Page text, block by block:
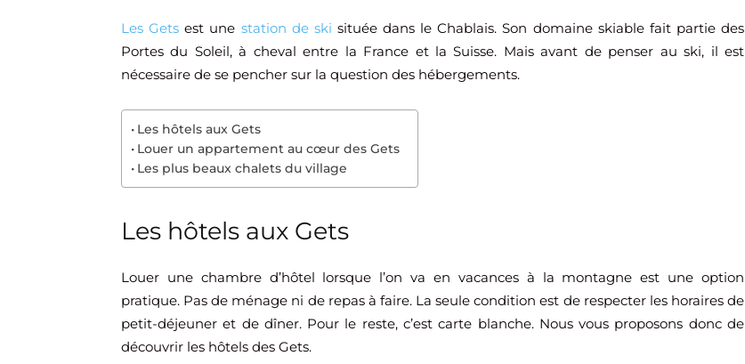
Les Gets est une station de ski située dans le Chablais. Son domaine skiable fait partie des
Portes du Soleil, à cheval entre la France et la Suisse. Mais avant de penser au ski, il est
nécessaire de se pencher sur la question des hébergements.
Les hôtels aux Gets
Louer un appartement au cœur des Gets
Les plus beaux chalets du village
Les hôtels aux Gets
Louer une chambre d’hôtel lorsque l’on va en vacances à la montagne est une option
pratique. Pas de ménage ni de repas à faire. La seule condition est de respecter les horaires de
petit-déjeuner et de dîner. Pour le reste, c’est carte blanche. Nous vous proposons donc de
découvrir les hôtels des Gets.